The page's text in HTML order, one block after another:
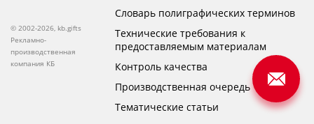
© 2002-2026, kb.gifts
Рекламно-
производственная
компания КБ
Словарь полиграфических терминов
Технические требования к
предоставляемым материалам
Контроль качества
Производственная очередь
Тематические статьи